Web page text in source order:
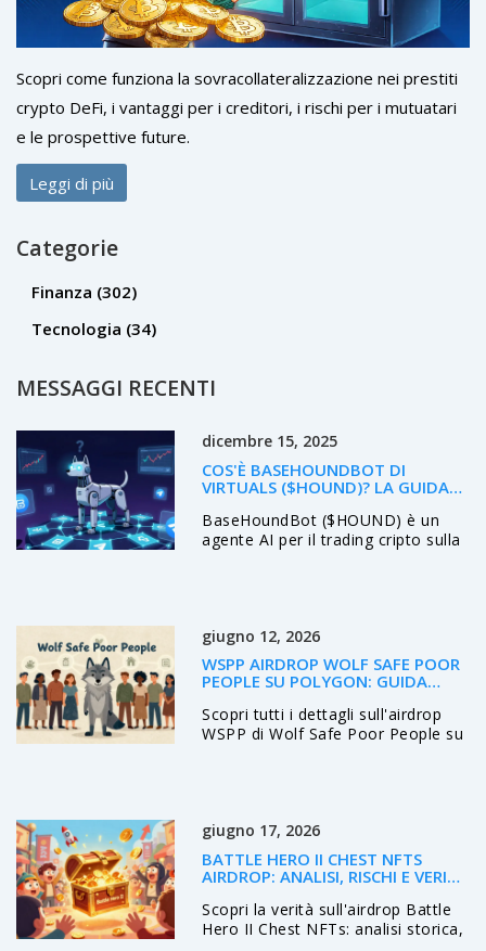
Scopri come funziona la sovracollateralizzazione nei prestiti
crypto DeFi, i vantaggi per i creditori, i rischi per i mutuatari
e le prospettive future.
Leggi di più
Categorie
Finanza (302)
Tecnologia (34)
MESSAGGI RECENTI
dicembre 15, 2025
COS'È BASEHOUNDBOT DI
VIRTUALS ($HOUND)? LA GUIDA
NETWORK BASE
BaseHoundBot ($HOUND) è un
agente AI per il trading cripto sulla
nessuna presenza su exchange
principali.
giugno 12, 2026
WSPP AIRDROP WOLF SAFE POOR
PEOPLE SU POLYGON: GUIDA
Scopri tutti i dettagli sull'airdrop
WSPP di Wolf Safe Poor People su
giugno 17, 2026
BATTLE HERO II CHEST NFTS
AIRDROP: ANALISI, RISCHI E VERITÀ
Scopri la verità sull'airdrop Battle
Hero II Chest NFTs: analisi storica,